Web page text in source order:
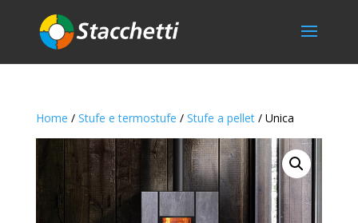
Home / Stufe e termostufe / Stufe a pellet/ Unica